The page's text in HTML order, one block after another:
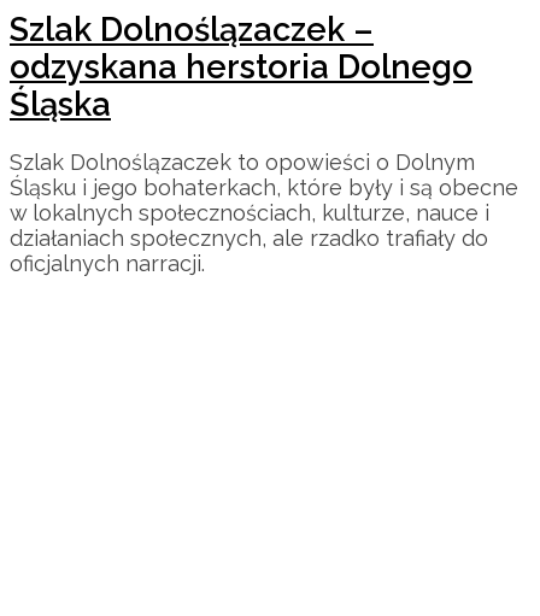
Szlak Dolnoślązaczek –
odzyskana herstoria Dolnego
Śląska
Szlak Dolnoślązaczek to opowieści o Dolnym
Śląsku i jego bohaterkach, które były i są obecne
w lokalnych społecznościach, kulturze, nauce i
działaniach społecznych, ale rzadko trafiały do
oficjalnych narracji.